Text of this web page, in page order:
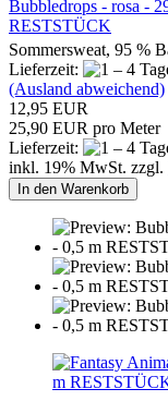
Bubbledrops - rosa -
RESTSTÜCK
Sommersweat, 95 %
Lieferzeit:
(Ausland abweichend)
12,95 EUR
25,90 EUR pro Meter
Lieferzeit:
inkl. 19% MwSt. zzgl.
In den Warenkorb